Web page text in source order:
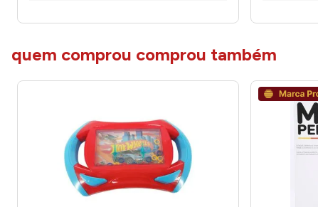
quem comprou comprou também